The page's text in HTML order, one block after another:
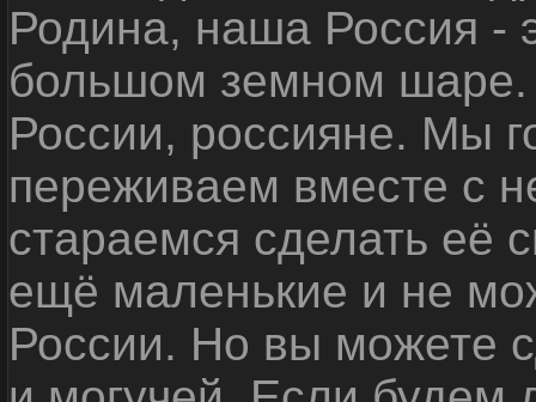
Родина, наша Россия -
большом земном
России, россияне. Мы
переживаем вместе с
стараемся сделать её
ещё маленькие и не
России. Но вы можете